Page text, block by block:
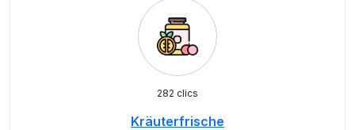
282 clics
Kräuterfrische